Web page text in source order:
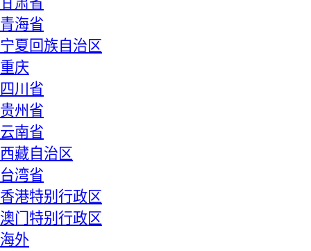
青海省
宁夏回族自治区
重庆
四川省
贵州省
云南省
西藏自治区
台湾省
香港特别行政区
澳门特别行政区
海外